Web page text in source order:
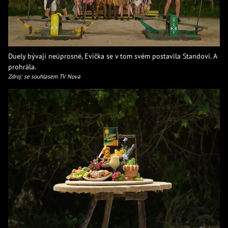
Duely bývají neúprosné, Evička se v tom svém postavila Standovi. A
prohrála.
Zdroj: se souhlasem TV Nova